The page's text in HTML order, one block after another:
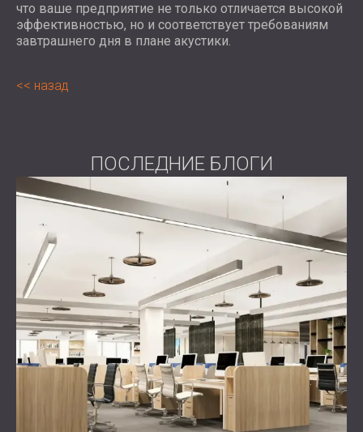
что ваше предприятие не только отличается высокой
эффективностью, но и соответствует требованиям
завтрашнего дня в плане акустики.
назад
ПОСЛЕДНИЕ БЛОГИ